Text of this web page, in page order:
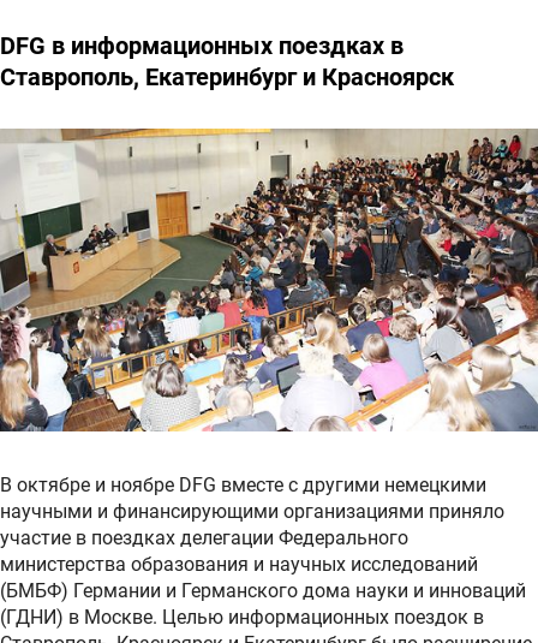
DFG в информационных поездках в
Ставрополь, Екатеринбург и Красноярск
В октябре и ноябре DFG вместе с другими немецкими
научными и финансирующими организациями приняло
участие в поездках делегации Федерального
министерства образования и научных исследований
(БМБФ) Германии и Германского дома науки и инноваций
(ГДНИ) в Москве. Целью информационных поездок в